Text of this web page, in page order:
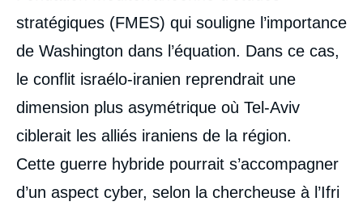
stratégiques (FMES) qui souligne l’importance
de Washington dans l’équation. Dans ce cas,
le conflit israélo-iranien reprendrait une
dimension plus asymétrique où Tel-Aviv
ciblerait les alliés iraniens de la région.
Cette guerre hybride pourrait s’accompagner
d’un aspect cyber, selon la chercheuse à l’Ifri